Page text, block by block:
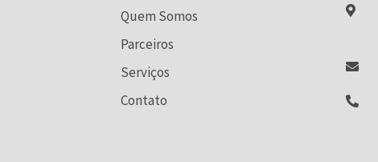
Quem Somos
Parceiros
Serviços
Contato